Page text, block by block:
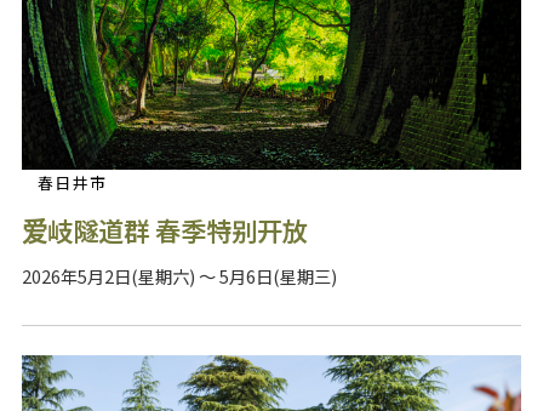
春日井市
爱岐隧道群 春季特别开放
2026年5月2日(星期六) ～ 5月6日(星期三)